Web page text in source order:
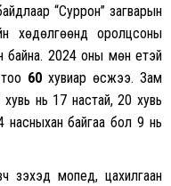
“Суррон” загварын
хөдөлгөөнд оролцсоны
байна. 2024 оны мөн үетэй
60хувиар өсжээ. Зам
хувь нь 17 настай, 20 хувь
байгаа бол 9 нь
үзэхэд мопед, цахилгаан